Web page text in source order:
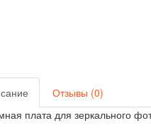
Отзывы (0)
плата для зеркального